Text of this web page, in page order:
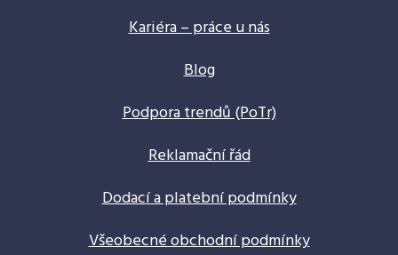
Kariéra – práce u nás
Blog
Podpora trendů (PoTr)
Reklamační řád
Dodací a platební podmínky
Všeobecné obchodní podmínky